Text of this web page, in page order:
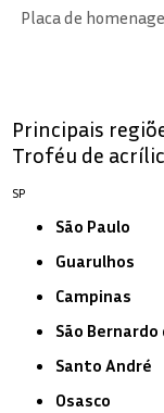
Placa de
Principais
Troféu de
SP
São Paulo
Guarulhos
Campinas
São
Santo André
Osasco